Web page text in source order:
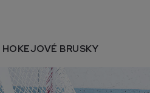
HOKEJOVÉ BRUSKY